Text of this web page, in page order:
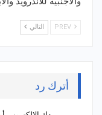
التالي
أترك رد